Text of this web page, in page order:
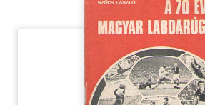
Hobbi, szabadidő